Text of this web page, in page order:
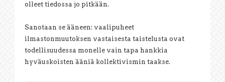
olleet tiedossa jo pitkään.
Sanotaan se ääneen: vaalipuheet
ilmastonmuutoksen vastaisesta taistelusta ovat
todellisuudessa monelle vain tapa hankkia
hyväuskoisten ääniä kollektivismin taakse.